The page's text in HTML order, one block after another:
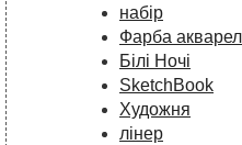
набір
Фарба
Білі Ночі
SketchBook
Художня
лінер